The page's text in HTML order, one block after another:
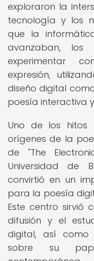
exploraron la
tecnología y los
que la
avanzaban, los
experimentar
expresión,
diseño digital
poesía interactiva
Uno de los hitos
orígenes de la
de "The
Universidad de
convirtió en un
para la poesía
Este centro
difusión y el
digital, así
sobre su